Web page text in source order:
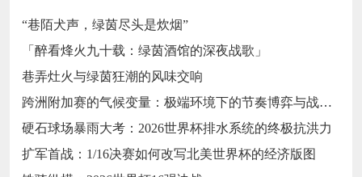
“巷陌犬声，绿茵尽头是炊烟”
「醉看烽火九十载：绿茵酒馆的深夜战歌」
巷弄灶火与绿茵狂潮的风味交响
跨洲附加赛的气候变量：极端环境下的节奏博弈与战术自适应
硬石球场暴雨大考：2026世界杯排水系统的终极抗洪力
扩军首战：1/16决赛如何改写北美世界杯的经济版图